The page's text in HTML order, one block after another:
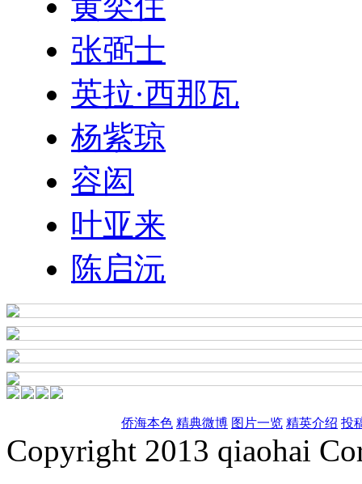
张弼士
英拉·西那瓦
杨紫琼
容闳
叶亚来
陈启沅
侨海本色 精典微博 图片一览 精英介绍 投
Copyright 2013 qiaohai